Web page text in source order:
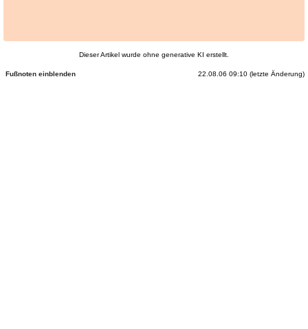
Dieser Artikel wurde ohne generative KI erstellt.
22.08.06 09:10 (letzte Änderung)
Fußnoten